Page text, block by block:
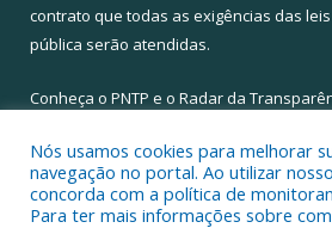
contrato que todas as exigências das
pública serão atendidas.
Conheça o PNTP e o Radar da
Todos os direitos reservados a Câmara
Nós usamos cookies para melhorar
navegação no portal. Ao utilizar
concorda com a política de
Para ter mais informações sobre